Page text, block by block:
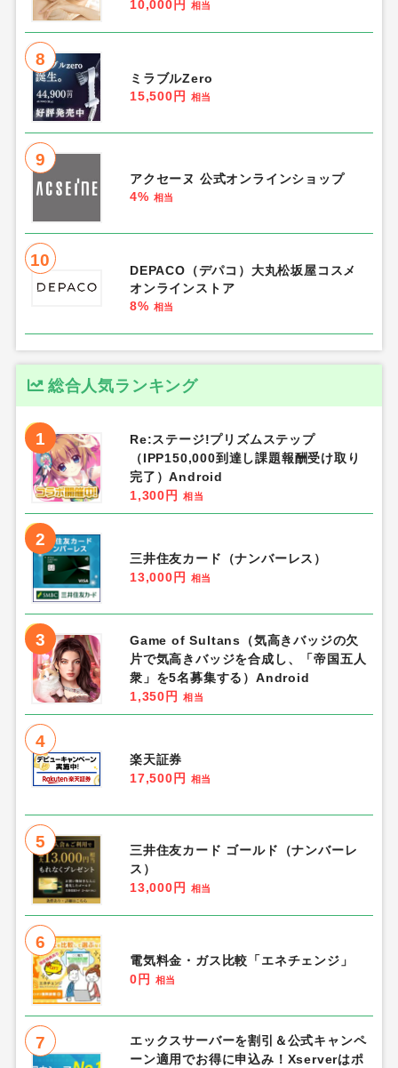
10,000円 相当
8
ミラブルZero
15,500円
相当
9
アクセーヌ 公式オンラインショップ
4% 相当
10
DEPACO（デパコ）大丸松坂屋コスメ
オンラインストア
8% 相当
総合人気ランキング
1
Re:ステージ!プリズムステップ
（IPP150,000到達し課題報酬受け取り
完了）Android
1,300円
相当
2
三井住友カード（ナンバーレス）
13,000円
相当
3
Game of Sultans（気高きバッジの欠
片で気高きバッジを合成し、「帝国五人
衆」を5名募集する）Android
1,350円
相当
4
楽天証券
17,500円
相当
5
三井住友カード ゴールド（ナンバーレ
ス）
13,000円
相当
6
電気料金・ガス比較「エネチェンジ」
0円
相当
7
エックスサーバーを割引＆公式キャンペ
ーン適用でお得に申込み！Xserverはポ